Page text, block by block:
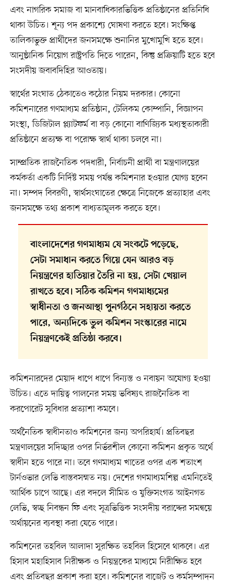
এবং নাগরিক সমাজ বা মানবাধিকারভিত্তিক প্রতিষ্ঠানের প্রতিনিধি
থাকা উচিত। শূন্য পদ প্রকাশ্যে ঘোষণা করতে হবে। সংক্ষিপ্ত
তালিকাভুক্ত প্রার্থীদের জনসমক্ষে শুনানির মুখোমুখি হতে হবে।
আনুষ্ঠানিক নিয়োগ রাষ্ট্রপতি দিতে পারেন, কিন্তু প্রক্রিয়াটি হতে হবে
সংসদীয় জবাবদিহির আওতায়।
স্বার্থের সংঘাত ঠেকাতেও কঠোর নিয়ম দরকার। কোনো
কমিশনারের গণমাধ্যম প্রতিষ্ঠান, টেলিকম কোম্পানি, বিজ্ঞাপন
সংস্থা, ডিজিটাল প্ল্যাটফর্ম বা বড় কোনো বাণিজ্যিক মধ্যস্থতাকারী
প্রতিষ্ঠানে প্রত্যক্ষ বা পরোক্ষ স্বার্থ থাকা চলবে না।
সাম্প্রতিক রাজনৈতিক পদধারী, নির্বাচনী প্রার্থী বা মন্ত্রণালয়ের
কর্মকর্তা একটি নির্দিষ্ট সময় পর্যন্ত কমিশনার হওয়ার যোগ্য হবেন
না। সম্পদ বিবরণী, স্বার্থসংঘাতের ক্ষেত্রে নিজেকে প্রত্যাহার এবং
জনসমক্ষে তথ্য প্রকাশ বাধ্যতামূলক করতে হবে।
বাংলাদেশের গণমাধ্যম যে সংকটে পড়েছে,
সেটা সমাধান করতে গিয়ে যেন আরও বড়
নিয়ন্ত্রণের হাতিয়ার তৈরি না হয়, সেটা খেয়াল
রাখতে হবে। সঠিক কমিশন গণমাধ্যমের
স্বাধীনতা ও জনআস্থা পুনর্গঠনে সহায়তা করতে
পারে, অন্যদিকে ভুল কমিশন সংস্কারের নামে
নিয়ন্ত্রণকেই প্রতিষ্ঠা করবে।
কমিশনারদের মেয়াদ ধাপে ধাপে বিন্যস্ত ও নবায়ন অযোগ্য হওয়া
উচিত। এতে দায়িত্ব পালনের সময় ভবিষ্যৎ রাজনৈতিক বা
করপোরেট সুবিধার প্রত্যাশা কমবে।
অর্থনৈতিক স্বাধীনতাও কমিশনের জন্য অপরিহার্য। প্রতিবছর
মন্ত্রণালয়ের সদিচ্ছার ওপর নির্ভরশীল কোনো কমিশন প্রকৃত অর্থে
স্বাধীন হতে পারে না। তবে গণমাধ্যম খাতের ওপর এক শতাংশ
টার্নওভার লেভি বাস্তবসম্মত নয়। দেশের গণমাধ্যমশিল্প এমনিতেই
আর্থিক চাপে আছে। এর বদলে সীমিত ও যুক্তিসংগত আইনগত
লেভি, স্বচ্ছ নিবন্ধন ফি এবং সূত্রভিত্তিক সংসদীয় বরাদ্দের সমন্বয়ে
অর্থায়নের ব্যবস্থা করা যেতে পারে।
কমিশনের তহবিল আলাদা সুরক্ষিত তহবিল হিসেবে থাকবে। এর
হিসাব মহাহিসাব নিরীক্ষক ও নিয়ন্ত্রকের মাধ্যমে নিরীক্ষিত হবে
এবং প্রতিবছর প্রকাশ করা হবে। কমিশনের বাজেট ও কর্মসম্পাদন